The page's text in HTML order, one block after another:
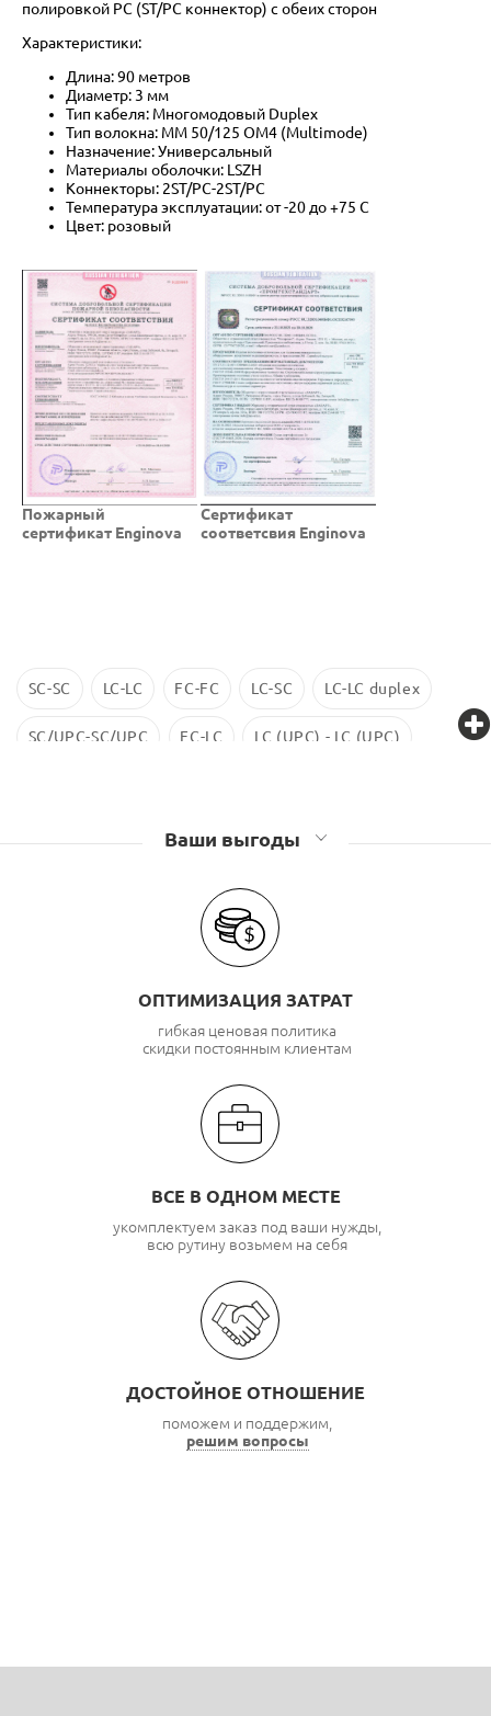
полировкой PC (ST/PC коннектор) с обеих сторон
Характеристики:
Длина: 90 метров
Диаметр: 3 мм
Тип кабеля: Многомодовый Duplex
Тип волокна: MM 50/125 OM4 (Multimode)
Назначение: Универсальный
Материалы оболочки: LSZH
Коннекторы: 2ST/PC-2ST/PC
Температура эксплуатации: от -20 до +75 C
Цвет: розовый
Пожарный
сертификат Enginova
Cертификат
соответсвия Enginova
SC-SC LC-LC FC-FC LC-SC LC-LC duplex
SC/UPC-SC/UPC FC-LC LC (UPC) - LC (UPC)
Ваши выгоды
ОПТИМИЗАЦИЯ ЗАТРАТ
гибкая ценовая политика
скидки постоянным клиентам
ВСЕ В ОДНОМ МЕСТЕ
укомплектуем заказ под ваши нужды,
всю рутину возьмем на себя
ДОСТОЙНОЕ ОТНОШЕНИЕ
поможем и поддержим,
решим вопросы